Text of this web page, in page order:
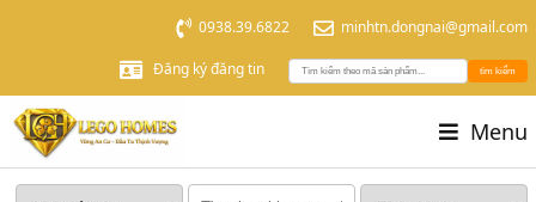
0938.39.6822 minhtn.dongnai@gmail.com
Đăng ký đăng tin tìm kiếm
Menu